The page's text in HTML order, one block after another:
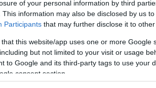
of your personal information by third
This information may also be disclosed by us
Participants that may further disclose it to other
that this website/app uses one or more Google
but not limited to your visit or usage
to Google and its third-party tags to use your
consent section.
nomi dei fondi potrebbero non
rafforzare la
Europea degli Strumenti